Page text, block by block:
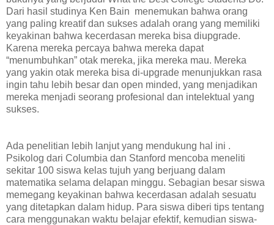
Dari hasil studinya Ken Bain menemukan bahwa orang
yang paling kreatif dan sukses adalah orang yang memiliki
keyakinan bahwa kecerdasan mereka bisa diupgrade.
Karena mereka percaya bahwa mereka dapat
“menumbuhkan” otak mereka, jika mereka mau. Mereka
yang yakin otak mereka bisa di-upgrade menunjukkan rasa
ingin tahu lebih besar dan open minded, yang menjadikan
mereka menjadi seorang profesional dan intelektual yang
sukses.
Ada penelitian lebih lanjut yang mendukung hal ini .
Psikolog dari Columbia dan Stanford mencoba meneliti
sekitar 100 siswa kelas tujuh yang berjuang dalam
matematika selama delapan minggu. Sebagian besar siswa
memegang keyakinan bahwa kecerdasan adalah sesuatu
yang ditetapkan dalam hidup. Para siswa diberi tips tentang
cara menggunakan waktu belajar efektif, kemudian siswa-